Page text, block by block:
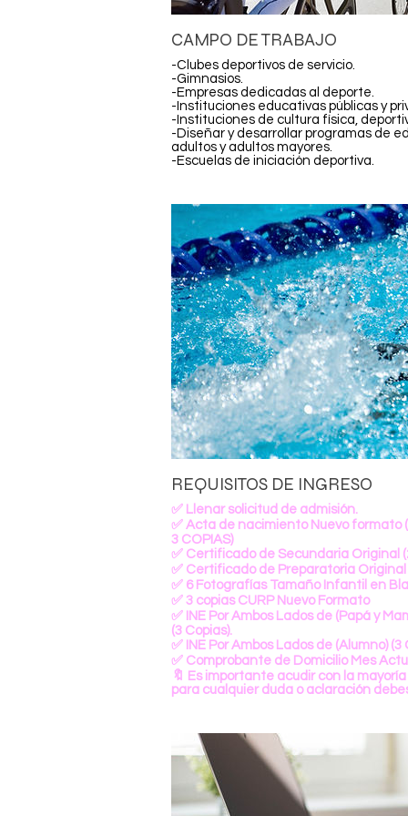
CAMPO DE TRABAJO
-Clubes deportivos de servicio.
-Gimnasios.
-Empresas dedicadas al deporte.
-Instituciones educativas públicas y
-Instituciones de cultura física,
-Diseñar y desarrollar programas de
adultos y adultos mayores.
-Escuelas de iniciación deportiva.
REQUISITOS DE INGRESO
✅ Llenar solicitud de admisión.
✅ Acta de nacimiento Nuevo formato
3 COPIAS)
✅ Certificado de Secundaria Original
✅ Certificado de Preparatoria Original
✅ 6 Fotografías Tamaño Infantil en
✅ 3 copias CURP Nuevo Formato
✅ INE Por Ambos Lados de (Papá y
(3 Copias).
✅ INE Por Ambos Lados de (Alumno) (3
✅ Comprobante de Domicilio Mes
🔖 Es importante acudir con la
para cualquier duda o aclaración